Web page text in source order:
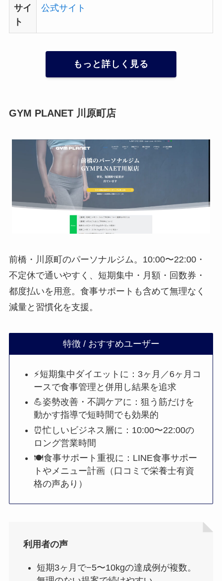
サイ
ト
公式サイト
もっと詳しく見る
GYM PLANET 川原町店
前橋・川原町のパーソナルジム。10:00〜22:00・
不定休で通いやすく、短期集中・月額・回数券・
都度払いを用意。食事サポートも含めて無理なく
減量と習慣化を支援。
特徴 / おすすめユーザー
⚡短期集中ダイエットに：3ヶ月／6ヶ月コ
ースで食事管理と併用し結果を追求
💪姿勢改善・不調ケアに：狙う筋だけを
動かす指導で短時間でも効果的
⏰忙しいビジネス層に：10:00〜22:00の
ロング営業時間
🍽食事サポート重視に：LINE食事サポー
トやメニュー計画（口コミで栄養士有資
格の声あり）
利用者の声
短期3ヶ月で−5〜10kgの達成例が複数。